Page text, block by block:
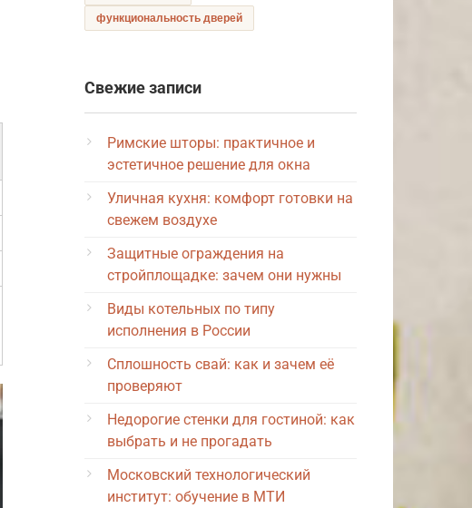
функциональность дверей
Свежие записи
Римские шторы: практичное и
эстетичное решение для окна
Уличная кухня: комфорт готовки на
свежем воздухе
Защитные ограждения на
стройплощадке: зачем они нужны
Виды котельных по типу
исполнения в России
Сплошность свай: как и зачем её
проверяют
Недорогие стенки для гостиной: как
выбрать и не прогадать
Московский технологический
институт: обучение в МТИ